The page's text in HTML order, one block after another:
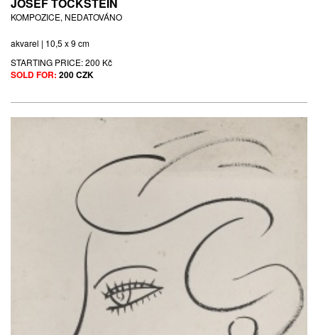
KOMPOZICE, NEDATOVÁNO
akvarel | 10,5 x 9 cm
STARTING PRICE:200 Kč
SOLD FOR: 200 CZK